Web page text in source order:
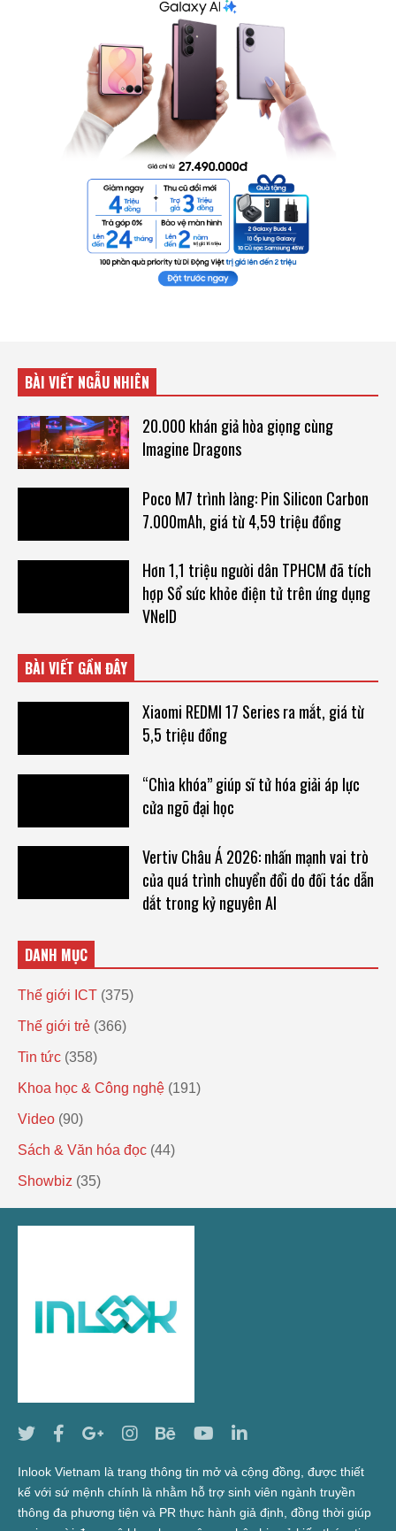
BÀI VIẾT NGẪU NHIÊN
20.000 khán giả hòa giọng cùng
Imagine Dragons
Poco M7 trình làng: Pin Silicon Carbon
7.000mAh, giá từ 4,59 triệu đồng
Hơn 1,1 triệu người dân TPHCM đã tích
hợp Sổ sức khỏe điện tử trên ứng dụng
VNeID
BÀI VIẾT GẦN ĐÂY
Xiaomi REDMI 17 Series ra mắt, giá từ
5,5 triệu đồng
“Chìa khóa” giúp sĩ tử hóa giải áp lực
cửa ngõ đại học
Vertiv Châu Á 2026: nhấn mạnh vai trò
của quá trình chuyển đổi do đối tác dẫn
dắt trong kỷ nguyên AI
DANH MỤC
Thế giới ICT (375)
Thế giới trẻ (366)
Tin tức (358)
Khoa học & Công nghệ (191)
Video (90)
Sách & Văn hóa đọc (44)
Showbiz (35)
Inlook Vietnam là trang thông tin mở và cộng đồng, được thiết
kế với sứ mệnh chính là nhằm hỗ trợ sinh viên ngành truyền
thông đa phương tiện và PR thực hành giả định, đồng thời giúp